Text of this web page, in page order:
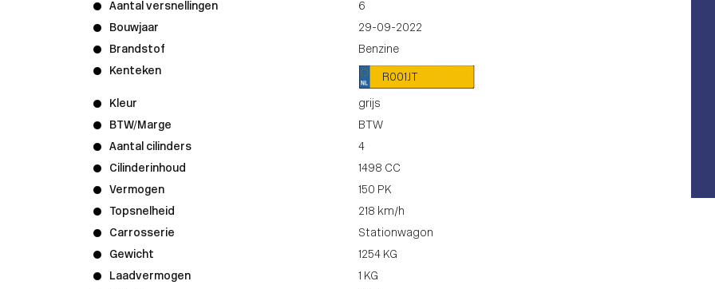
Aantal versnellingen
6
Bouwjaar
29-09-2022
Brandstof
Benzine
Kenteken
R001JT
Kleur
grijs
BTW/Marge
BTW
Aantal cilinders
4
Cilinderinhoud
1498 CC
Vermogen
150 PK
Topsnelheid
218 km/h
Carrosserie
Stationwagon
Gewicht
1254 KG
Laadvermogen
1 KG